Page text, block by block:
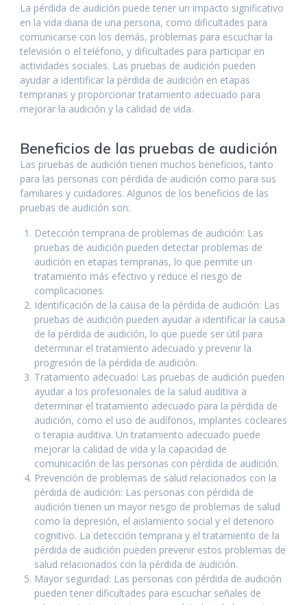
La pérdida de audición puede tener un impacto significativo
en la vida diaria de una persona, como dificultades para
comunicarse con los demás, problemas para escuchar la
televisión o el teléfono, y dificultades para participar en
actividades sociales. Las pruebas de audición pueden
ayudar a identificar la pérdida de audición en etapas
tempranas y proporcionar tratamiento adecuado para
mejorar la audición y la calidad de vida.
Beneficios de las pruebas de audición
Las pruebas de audición tienen muchos beneficios, tanto
para las personas con pérdida de audición como para sus
familiares y cuidadores. Algunos de los beneficios de las
pruebas de audición son:
Detección temprana de problemas de audición: Las
pruebas de audición pueden detectar problemas de
audición en etapas tempranas, lo que permite un
tratamiento más efectivo y reduce el riesgo de
complicaciones.
Identificación de la causa de la pérdida de audición: Las
pruebas de audición pueden ayudar a identificar la causa
de la pérdida de audición, lo que puede ser útil para
determinar el tratamiento adecuado y prevenir la
progresión de la pérdida de audición.
Tratamiento adecuado: Las pruebas de audición pueden
ayudar a los profesionales de la salud auditiva a
determinar el tratamiento adecuado para la pérdida de
audición, como el uso de audífonos, implantes cocleares
o terapia auditiva. Un tratamiento adecuado puede
mejorar la calidad de vida y la capacidad de
comunicación de las personas con pérdida de audición.
Prevención de problemas de salud relacionados con la
pérdida de audición: Las personas con pérdida de
audición tienen un mayor riesgo de problemas de salud
como la depresión, el aislamiento social y el deterioro
cognitivo. La detección temprana y el tratamiento de la
pérdida de audición pueden prevenir estos problemas de
salud relacionados con la pérdida de audición.
Mayor seguridad: Las personas con pérdida de audición
pueden tener dificultades para escuchar señales de